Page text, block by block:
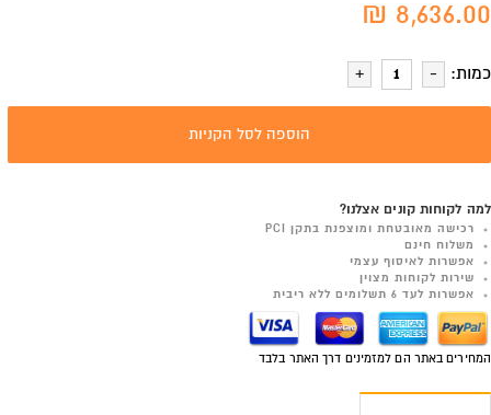
8,636.00 ₪
כמות:
הוספה לסל הקניות
למה לקוחות קונים אצלנו?
רכישה מאובטחת ומוצפנת בתקן PCI
משלוח חינם
אפשרות לאיסוף עצמי
שירות לקוחות מצוין
אפשרות לעד 6 תשלומים ללא ריבית
המחירים באתר הם למזמינים דרך האתר בלבד